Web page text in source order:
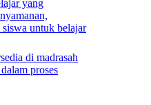
yang
untuk belajar
di madrasah
proses